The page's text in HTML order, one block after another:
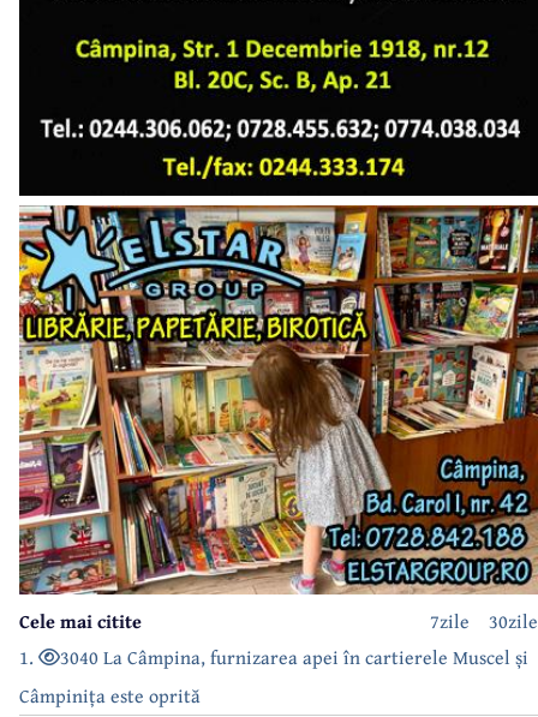
30zile
7zile
Cele mai citite
1.
3040 La Câmpina, furnizarea apei în cartierele Muscel și
Câmpinița este oprită